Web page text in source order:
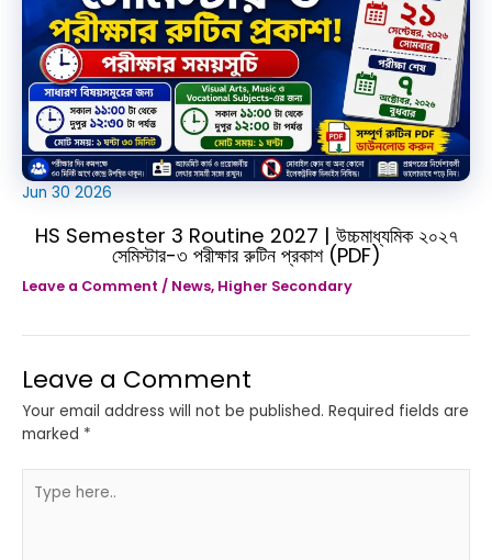
Jun 30 2026
HS Semester 3 Routine 2027 | উচ্চমাধ্যমিক ২০২৭
সেমিস্টার-৩ পরীক্ষার রুটিন প্রকাশ (PDF)
Leave a Comment / News, Higher Secondary
Leave a Comment
Your email address will not be published. Required fields are
marked *
here..